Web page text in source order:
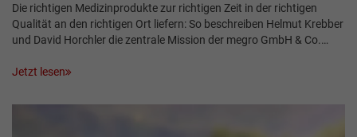
Die richtigen Medizinprodukte zur richtigen Zeit in der richtigen
Qualität an den richtigen Ort liefern: So beschreiben Helmut Krebber
und David Horchler die zentrale Mission der megro GmbH & Co.…
Jetzt lesen